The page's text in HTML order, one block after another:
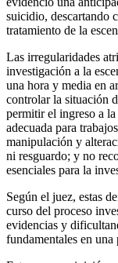
suicidio, descartando
tratamiento de la
Las irregularidades
investigación a la
una hora y media en
controlar la situación
permitir el ingreso a la
adecuada para
manipulación y
ni resguardo; y no
esenciales para la
Según el juez, estas
curso del proceso
evidencias y
fundamentales en una